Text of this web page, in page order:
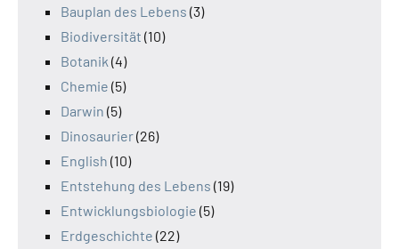
Bauplan des Lebens (3)
Biodiversität (10)
Botanik (4)
Chemie (5)
Darwin (5)
Dinosaurier(26)
English (10)
Entstehung des Lebens (19)
Entwicklungsbiologie (5)
Erdgeschichte (22)